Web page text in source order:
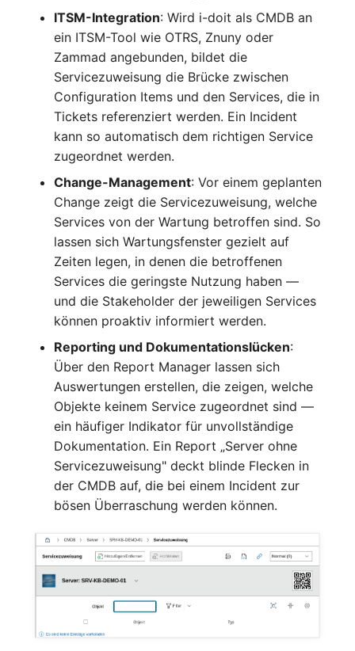
Netzbereich
Netzersatzanlage
Notfallplan
Objektgruppe
Organisation
Patchfeld
Personen
Personengruppen
Rack-Segment
Remote Management
Controller
Replikationsobjekt
Router
SAN Zoning
Schrank
ITSM-Integration: Wird i-doit als CMDB an
ein ITSM-Tool wie OTRS, Znuny oder
Zammad angebunden, bildet die
Servicezuweisung die Brücke zwischen
Configuration Items und den Services, die in
Tickets referenziert werden. Ein Incident
kann so automatisch dem richtigen Service
zugeordnet werden.
Change-Management: Vor einem geplanten
Change zeigt die Servicezuweisung, welche
Services von der Wartung betroffen sind. So
lassen sich Wartungsfenster gezielt auf
Zeiten legen, in denen die betroffenen
Services die geringste Nutzung haben —
und die Stakeholder der jeweiligen Services
können proaktiv informiert werden.
Reporting und Dokumentationslücken:
Über den Report Manager lassen sich
Auswertungen erstellen, die zeigen, welche
Objekte keinem Service zugeordnet sind —
ein häufiger Indikator für unvollständige
Dokumentation. Ein Report „Server ohne
Servicezuweisung" deckt blinde Flecken in
der CMDB auf, die bei einem Incident zur
bösen Überraschung werden können.